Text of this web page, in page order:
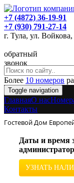
+7 (4872) 36-19-91
+7 (930) 791-27-14
г. Тула, ул.
обратный
звонок
Более 10 номеров
Toggle navigation
ГлавнаяO нас
Контакты
Гостевой Дом
Даты и время
УЗНАТЬ